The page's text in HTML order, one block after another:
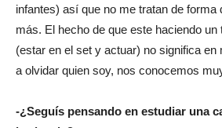
infantes) así que no me tratan de forma
más. El hecho de que este haciendo un
(estar en el set y actuar) no significa
a olvidar quien soy, nos conocemos
-¿Seguís pensando en estudiar una